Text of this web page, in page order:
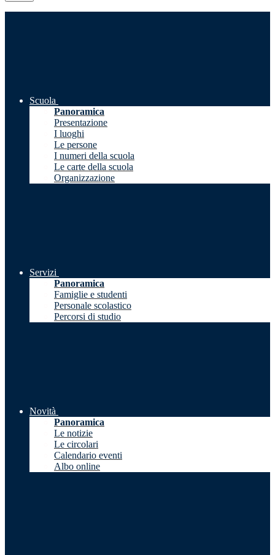
Scuola
Panoramica
Presentazione
I luoghi
Le persone
I numeri della scuola
Le carte della scuola
Organizzazione
Servizi
Panoramica
Famiglie e studenti
Personale scolastico
Percorsi di studio
Novità
Panoramica
Le notizie
Le circolari
Calendario eventi
Albo online